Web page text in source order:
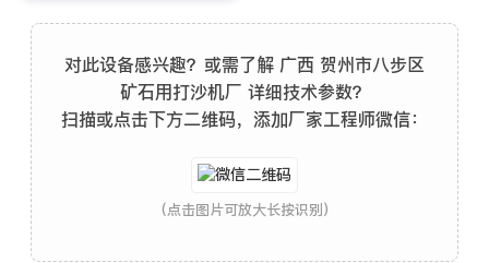
对此设备感兴趣？或需了解 广西 贺州市八步区
矿石用打沙机厂 详细技术参数？
扫描或点击下方二维码，添加厂家工程师微信：
(点击图片可放大长按识别)